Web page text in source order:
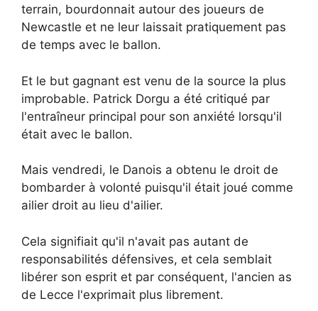
terrain, bourdonnait autour des joueurs de
Newcastle et ne leur laissait pratiquement pas
de temps avec le ballon.
Et le but gagnant est venu de la source la plus
improbable. Patrick Dorgu a été critiqué par
l'entraîneur principal pour son anxiété lorsqu'il
était avec le ballon.
Mais vendredi, le Danois a obtenu le droit de
bombarder à volonté puisqu'il était joué comme
ailier droit au lieu d'ailier.
Cela signifiait qu'il n'avait pas autant de
responsabilités défensives, et cela semblait
libérer son esprit et par conséquent, l'ancien as
de Lecce l'exprimait plus librement.